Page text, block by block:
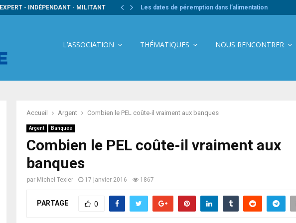
EXPERT - INDÉPENDANT - MILITANT Les dates de péremption dans l’alimentation
L’ASSOCIATION THÉMATIQUES NOUS RENCONTRER
Accueil Argent Combien le PEL coûte-il vraiment aux banques
Argent Banques
Combien le PEL coûte-il vraiment aux
banques
par Michel Texier 17 janvier 2016 1867
PARTAGE 0